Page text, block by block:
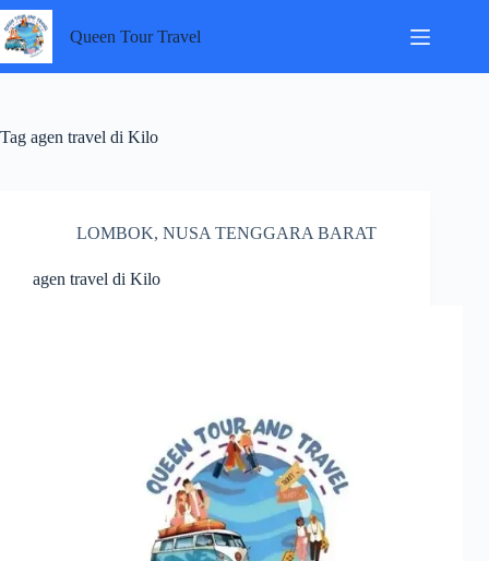
Skip
to
content
Queen Tour Travel
Tag agen travel di Kilo
LOMBOK, NUSA TENGGARA BARAT
agen travel di Kilo